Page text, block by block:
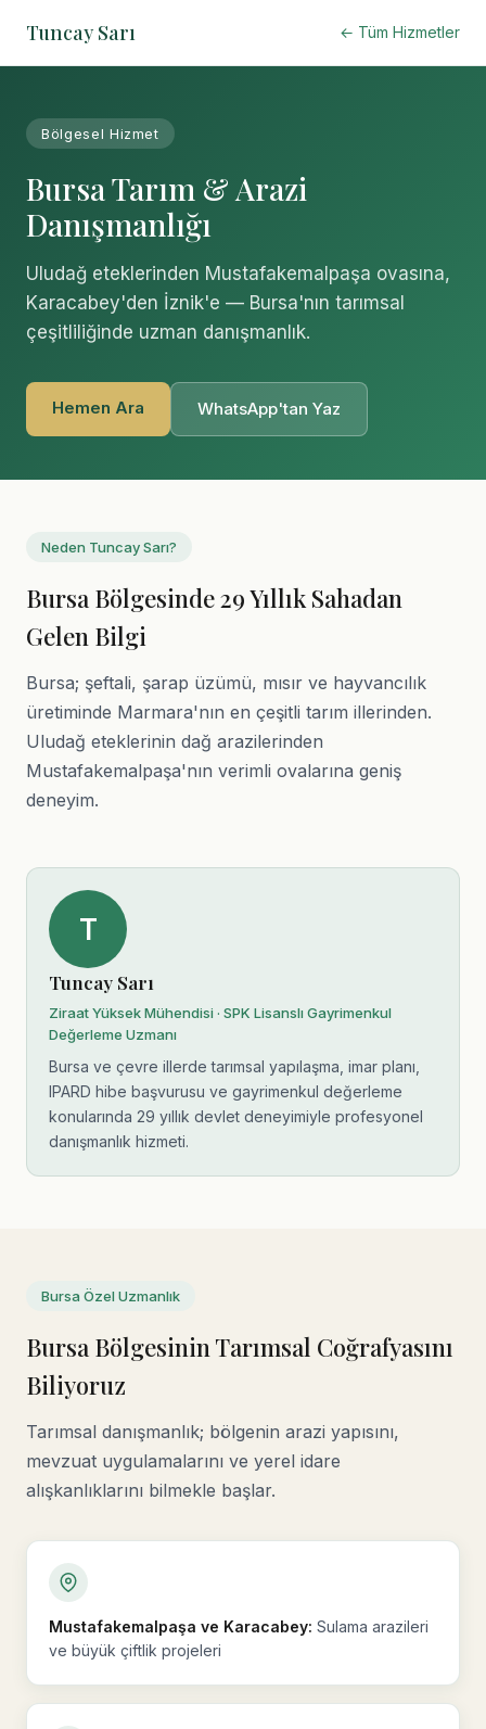
Tuncay Sarı ← Tüm Hizmetler
Bölgesel Hizmet
Bursa Tarım & Arazi
Danışmanlığı
Uludağ eteklerinden Mustafakemalpaşa ovasına,
Karacabey'den İznik'e — Bursa'nın tarımsal
çeşitliliğinde uzman danışmanlık.
Hemen Ara WhatsApp'tan Yaz
Neden Tuncay Sarı?
Bursa Bölgesinde 29 Yıllık Sahadan
Gelen Bilgi
Bursa; şeftali, şarap üzümü, mısır ve hayvancılık
üretiminde Marmara'nın en çeşitli tarım illerinden.
Uludağ eteklerinin dağ arazilerinden
Mustafakemalpaşa'nın verimli ovalarına geniş
deneyim.
T
Tuncay Sarı
Ziraat Yüksek Mühendisi · SPK Lisanslı Gayrimenkul
Değerleme Uzmanı
Bursa ve çevre illerde tarımsal yapılaşma, imar planı,
IPARD hibe başvurusu ve gayrimenkul değerleme
konularında 29 yıllık devlet deneyimiyle profesyonel
danışmanlık hizmeti.
Bursa Özel Uzmanlık
Bursa Bölgesinin Tarımsal Coğrafyasını
Biliyoruz
Tarımsal danışmanlık; bölgenin arazi yapısını,
mevzuat uygulamalarını ve yerel idare
alışkanlıklarını bilmekle başlar.
Mustafakemalpaşa ve Karacabey: Sulama arazileri
ve büyük çiftlik projeleri